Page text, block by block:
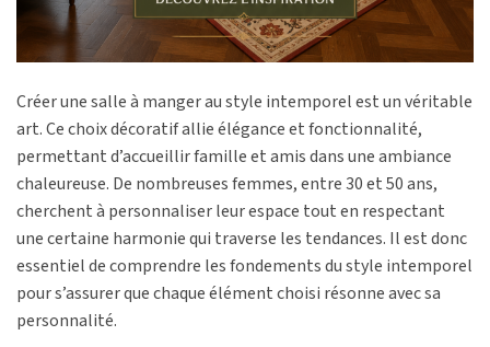
Créer une salle à manger au style intemporel est un véritable
art. Ce choix décoratif allie élégance et fonctionnalité,
permettant d’accueillir famille et amis dans une ambiance
chaleureuse. De nombreuses femmes, entre 30 et 50 ans,
cherchent à personnaliser leur espace tout en respectant
une certaine harmonie qui traverse les tendances. Il est donc
essentiel de comprendre les fondements du style intemporel
pour s’assurer que chaque élément choisi résonne avec sa
personnalité.